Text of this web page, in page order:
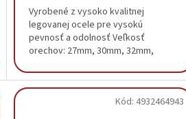
Vyrobené z vysoko kvalitnej
legovanej ocele pre vysokú
pevnosť a odolnosť Veľkosť
orechov: 27mm, 30mm, 32mm,
Kód: 4932464943